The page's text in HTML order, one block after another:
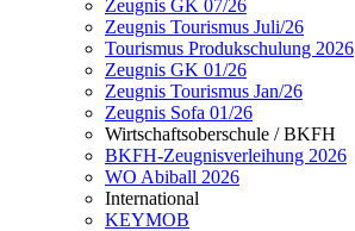
Zeugnis GK 07/26
Zeugnis Tourismus Juli/26
Tourismus Produkschulung 2026
Zeugnis GK 01/26
Zeugnis Tourismus Jan/26
Zeugnis Sofa 01/26
Wirtschaftsoberschule / BKFH
BKFH-Zeugnisverleihung 2026
WO Abiball 2026
International
KEYMOB